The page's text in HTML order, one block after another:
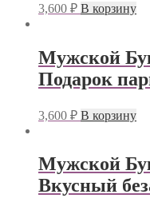
3,600 ₽ В корзину
Мужской
Подарок
3,600 ₽ В корзину
Мужской
Вкусный